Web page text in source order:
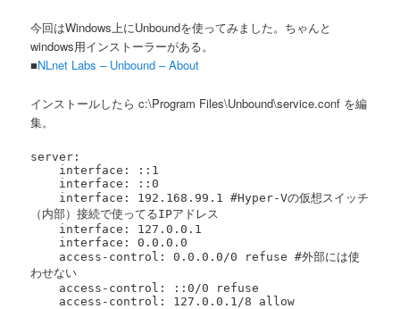
今回はWindows上にUnboundを使ってみました。ちゃんと
windows用インストーラーがある。
■NLnet Labs – Unbound – About
インストールしたら c:\Program Files\Unbound\service.conf を編
集。
server:
（内部）接続で使ってるIPアドレス
わせない